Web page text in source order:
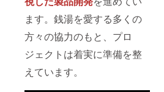
ます。銭湯を愛する多くの
方々の協力のもと、プロ
ジェクトは着実に準備を整
えています。